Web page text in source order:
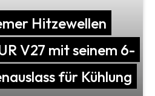
Hitzewellen
V27 mit seinem 6-
für Kühlung